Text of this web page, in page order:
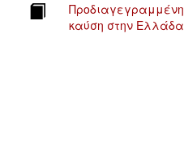
Προδιαγεγραμμένη
καύση στην Ελλάδα